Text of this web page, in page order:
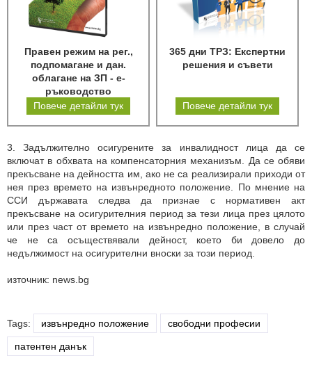
Правен режим на рег.,
подпомагане и дан.
облагане на ЗП - е-
ръководство
Повече детайли тук
365 дни ТРЗ: Експертни
решения и съвети
Повече детайли тук
3. Задължително осигурените за инвалидност лица да се
включат в обхвата на компенсаторния механизъм. Да се обяви
прекъсване на дейността им, ако не са реализирали приходи от
нея през времето на извънредното положение. По мнение на
ССИ държавата следва да признае с нормативен акт
прекъсване на осигурителния период за тези лица през цялото
или през част от времето на извънредно положение, в случай
че не са осъществявали дейност, което би довело до
недължимост на осигурителни вноски за този период.
източник: news.bg
Tags: извънредно положение свободни професии
патентен данък